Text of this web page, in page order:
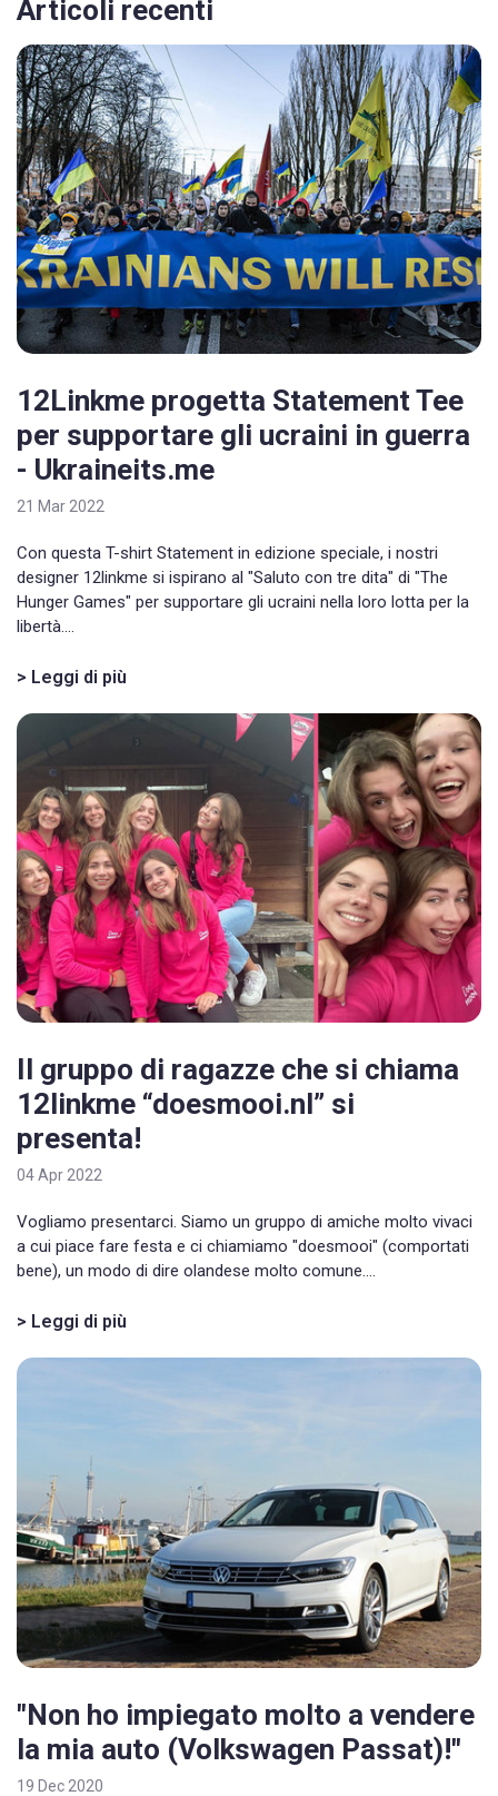
Articoli recenti
12Linkme progetta Statement Tee
per supportare gli ucraini in guerra
- Ukraineits.me
21 Mar 2022
Con questa T-shirt Statement in edizione speciale, i nostri
designer 12linkme si ispirano al "Saluto con tre dita" di "The
Hunger Games" per supportare gli ucraini nella loro lotta per la
libertà....
> Leggi di più
Il gruppo di ragazze che si chiama
12linkme “doesmooi.nl” si
presenta!
04 Apr 2022
Vogliamo presentarci. Siamo un gruppo di amiche molto vivaci
a cui piace fare festa e ci chiamiamo "doesmooi" (comportati
bene), un modo di dire olandese molto comune....
> Leggi di più
"Non ho impiegato molto a vendere
la mia auto (Volkswagen Passat)!"
19 Dec 2020